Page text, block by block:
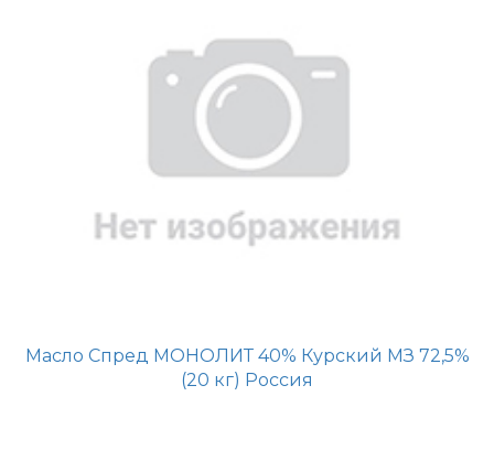
Масло Спред МОНОЛИТ 40% Курский МЗ 72,5%
(20 кг) Россия